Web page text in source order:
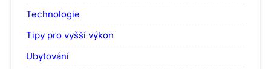
Technologie
Tipy pro vyšší výkon
Ubytování